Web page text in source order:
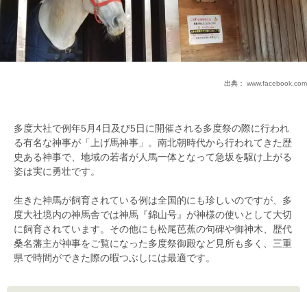
出典： www.facebook.com
多度大社で例年5月4日及び5日に開催される多度祭の際に行われ
る有名な神事が「上げ馬神事」。南北朝時代から行われてきた歴
史ある神事で、地域の若者が人馬一体となって急坂を駆け上がる
姿は実に勇壮です。
生きた神馬が飼育されている例は全国的にも珍しいのですが、多
度大社境内の神馬舎では神馬『錦山号』が神様の使いとして大切
に飼育されています。その他にも松尾芭蕉の句碑や御神木、歴代
桑名藩主が神事をご覧になった多度祭御殿など見所も多く、三重
県で時間ができた際の暇つぶしには最適です。